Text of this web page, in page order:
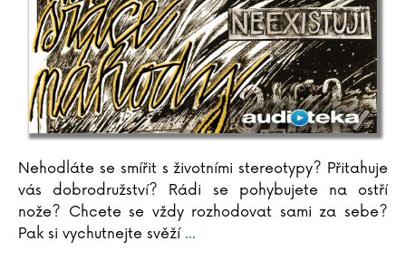
Nehodláte se smířit s životními stereotypy? Přitahuje
vás dobrodružství? Rádi se pohybujete na ostří
nože? Chcete se vždy rozhodovat sami za sebe?
Pak si vychutnejte svěží...